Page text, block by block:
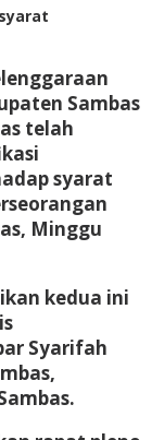
Sambas
telah
syarat
Minggu
kedua ini
Syarifah